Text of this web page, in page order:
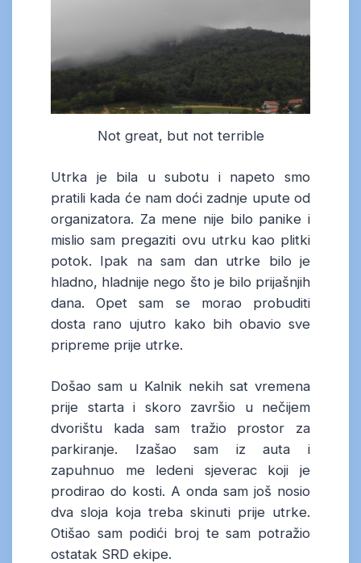
Not great, but not terrible
Utrka je bila u subotu i napeto smo
pratili kada će nam doći zadnje upute od
organizatora. Za mene nije bilo panike i
mislio sam pregaziti ovu utrku kao plitki
potok. Ipak na sam dan utrke bilo je
hladno, hladnije nego što je bilo prijašnjih
dana. Opet sam se morao probuditi
dosta rano ujutro kako bih obavio sve
pripreme prije utrke.
Došao sam u Kalnik nekih sat vremena
prije starta i skoro završio u nečijem
dvorištu kada sam tražio prostor za
parkiranje. Izašao sam iz auta i
zapuhnuo me ledeni sjeverac koji je
prodirao do kosti. A onda sam još nosio
dva sloja koja treba skinuti prije utrke.
Otišao sam podići broj te sam potražio
ostatak SRD ekipe.